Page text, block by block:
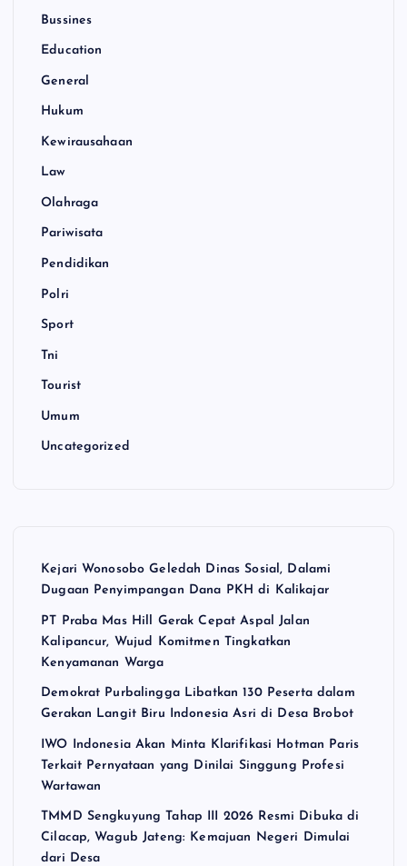
Bussines
Education
General
Hukum
Kewirausahaan
Law
Olahraga
Pariwisata
Pendidikan
Polri
Sport
Tni
Tourist
Umum
Uncategorized
Kejari Wonosobo Geledah Dinas Sosial, Dalami
Dugaan Penyimpangan Dana PKH di Kalikajar
PT Praba Mas Hill Gerak Cepat Aspal Jalan
Kalipancur, Wujud Komitmen Tingkatkan
Kenyamanan Warga
Demokrat Purbalingga Libatkan 130 Peserta dalam
Gerakan Langit Biru Indonesia Asri di Desa Brobot
IWO Indonesia Akan Minta Klarifikasi Hotman Paris
Terkait Pernyataan yang Dinilai Singgung Profesi
Wartawan
TMMD Sengkuyung Tahap III 2026 Resmi Dibuka di
Cilacap, Wagub Jateng: Kemajuan Negeri Dimulai
dari Desa